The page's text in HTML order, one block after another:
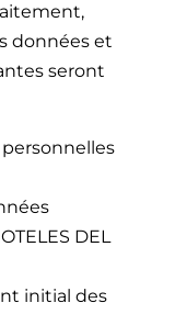
données et
seront
DEL
initial des